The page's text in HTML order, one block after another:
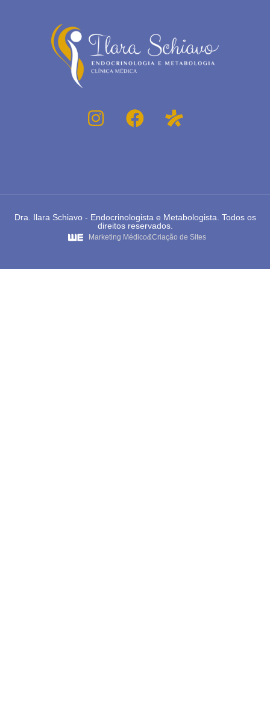
Dra. Ilara Schiavo - Endocrinologista e Metabologista. Todos os
direitos reservados.
Marketing Médico&Criação de Sites